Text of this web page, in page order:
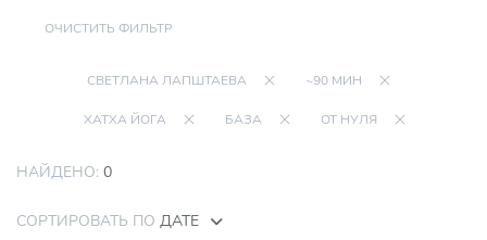
ОЧИСТИТЬ ФИЛЬТР
СВЕТЛАНА ЛАПШТАЕВА ~90 МИН
ХАТХА ЙОГА БАЗА ОТ НУЛЯ
НАЙДЕНО: 0
СОРТИРОВАТЬ ПО ДАТЕ